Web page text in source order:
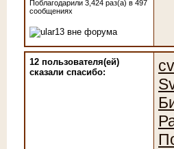
Поблагодарили 3,424 раз(а) в 497
сообщениях
12 пользователя(ей)
сказали cпасибо: